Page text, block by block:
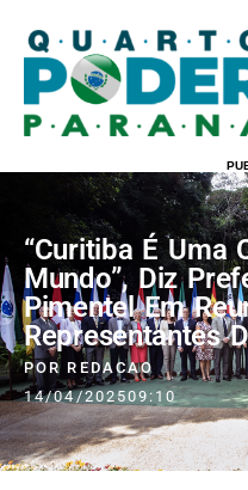
“Curitiba É Uma
Mundo”, Diz
Pimentel Em
Representantes
POR REDACAO
14/04/202509:10